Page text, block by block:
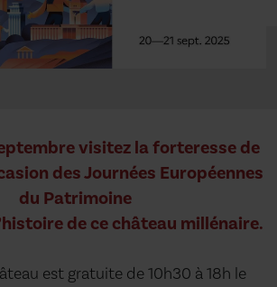
visitez la forteresse de
des Journées Européennes
du Patrimoine
de ce château millénaire.
est gratuite de 10h30 à 18h le